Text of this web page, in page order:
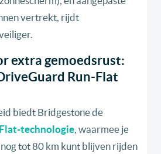
vertrekt, rijdt
extra gemoedsrust:
Run-Flat
biedt Bridgestone de
technologie, waarmee je
tot 80 km kunt blijven rijden